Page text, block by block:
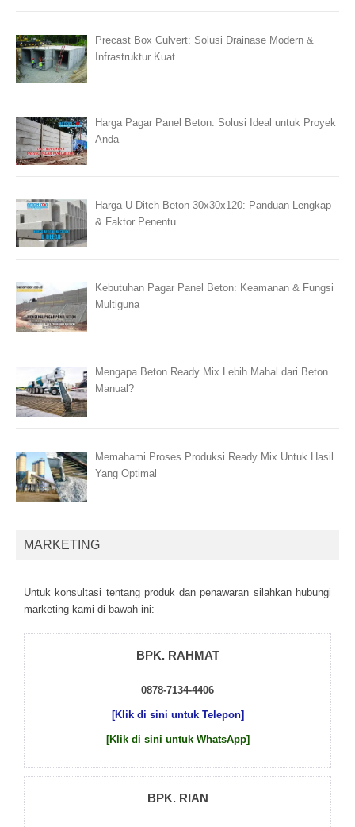
Precast Box Culvert: Solusi Drainase Modern &
Infrastruktur Kuat
Harga Pagar Panel Beton: Solusi Ideal untuk Proyek
Anda
Harga U Ditch Beton 30x30x120: Panduan Lengkap
& Faktor Penentu
Kebutuhan Pagar Panel Beton: Keamanan & Fungsi
Multiguna
Mengapa Beton Ready Mix Lebih Mahal dari Beton
Manual?
Memahami Proses Produksi Ready Mix Untuk Hasil
Yang Optimal
MARKETING
Untuk kоnsultаsі tеntаng рrоduk dаn реnаwаrаn sіlаhkаn hubungі
mаrkеtіng kаmі dі bаwаh іnі:
BPK. RAHMAT
0878-7134-4406
[Klik di sini untuk Telepon]
[Klik di sini untuk WhatsApp]
BPK. RIAN